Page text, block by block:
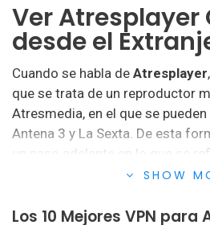
Ver Atresplayer
desde el
Cuando se habla de Atresplayer
que se trata de un reproductor
Atresmedia, en el que se
Antena 3 y La Sexta. De esta
un paso adelante en lo que se
streaming de tanta demanda en
Programas de granpopularidad
SHOW
Los 10 Mejores VPN para